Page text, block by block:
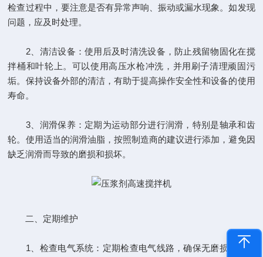
检查过程中，要注意是否有异常声响、振动或漏水现象。如发现
问题，应及时处理。
2、清洁设备：使用后及时清洗设备，防止残留物固化在搅
拌桶和叶轮上。可以使用高压水枪冲洗，并用刷子清理顽固污
垢。保持设备外部的清洁，有助于提高操作安全性和设备的使用
寿命。
3、润滑保养：定期为运动部分进行润滑，特别是轴承和齿
轮。使用适当的润滑油脂，按照制造商的建议进行添加，避免因
缺乏润滑而导致的磨损和损坏。
二、定期维护
1、检查电气系统：定期检查电气线路，确保无磨损、老化